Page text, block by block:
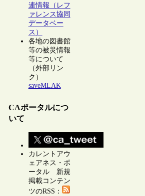
連情報（レフ
ァレンス協同
データベー
ス）
各地の図書館
等の被災情報
等について
（外部リン
ク）
saveMLAK
CAポータルにつ
いて
カレントアウ
ェアネス・ポ
ータル 新規
掲載コンテン
ツのRSS：